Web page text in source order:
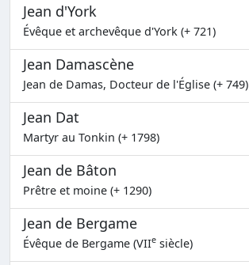
Jean d'York
Évêque et archevêque d'York (+ 721)
Jean Damascène
Jean de Damas, Docteur de l'Église (+ 749)
Jean Dat
Martyr au Tonkin (+ 1798)
Jean de Bâton
Prêtre et moine (+ 1290)
Jean de Bergame
Évêque de Bergame (VIIe siècle)